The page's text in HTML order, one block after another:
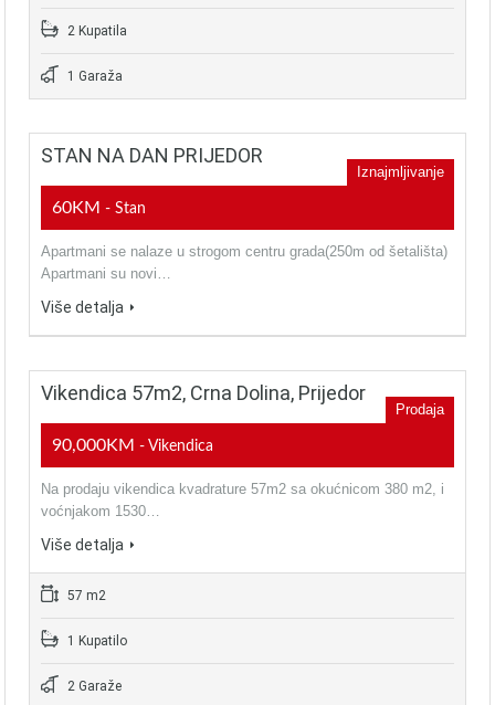
2 Kupatila
1 Garaža
STAN NA DAN PRIJEDOR
Iznajmljivanje
60KM - Stan
Apartmani se nalaze u strogom centru grada(250m od šetališta)
Apartmani su novi…
Više detalja
Vikendica 57m2, Crna Dolina, Prijedor
Prodaja
90,000KM - Vikendica
Na prodaju vikendica kvadrature 57m2 sa okućnicom 380 m2, i
voćnjakom 1530…
Više detalja
57 m2
1 Kupatilo
2 Garaže